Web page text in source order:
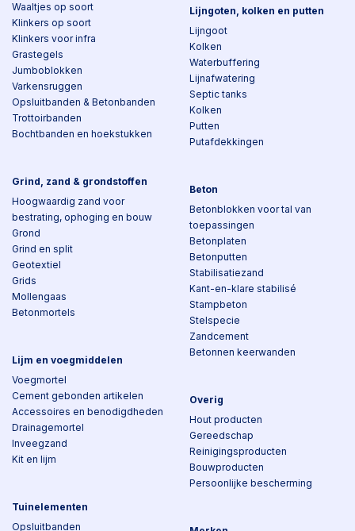
Waaltjes op soort
Klinkers op soort
Klinkers voor infra
Grastegels
Jumboblokken
Varkensruggen
Opsluitbanden & Betonbanden
Trottoirbanden
Bochtbanden en hoekstukken
Grind, zand & grondstoffen
Hoogwaardig zand voor
bestrating, ophoging en bouw
Grond
Grind en split
Geotextiel
Grids
Mollengaas
Betonmortels
Lijm en voegmiddelen
Voegmortel
Cement gebonden artikelen
Accessoires en benodigdheden
Drainagemortel
Inveegzand
Kit en lijm
Tuinelementen
Opsluitbanden
Lijngoten, kolken en putten
Lijngoot
Kolken
Waterbuffering
Lijnafwatering
Septic tanks
Kolken
Putten
Putafdekkingen
Beton
Betonblokken voor tal van
toepassingen
Betonplaten
Betonputten
Stabilisatiezand
Kant-en-klare stabilisé
Stampbeton
Stelspecie
Zandcement
Betonnen keerwanden
Overig
Hout producten
Gereedschap
Reinigingsproducten
Bouwproducten
Persoonlijke bescherming